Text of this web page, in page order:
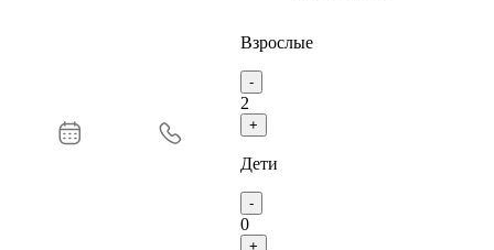
Взрослые
-
2
+
Дети
-
0
+